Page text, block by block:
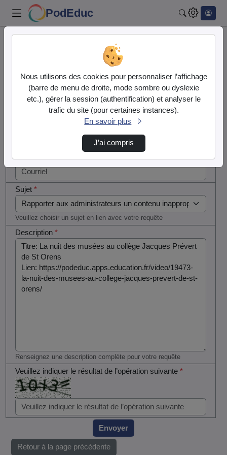
PodEduc
Contactez nous
Votre message
Courriel*
Sujet*
Veuillez choisir un sujet en lien avec votre requête
Description*
Renseignez une description complète pour votre requête
Veuillez indiquer le résultat de l’opération suivante*
si vous
êtes un
humain en
Envoyer
Retour à la page précédente
Nous utilisons des cookies pour personnaliser l’affichage
(barre de menu de droite, mode sombre ou dyslexie
etc.), gérer la session (authentification) et analyser le
trafic du site (pour certaines instances).
En savoir plus
J’ai compris